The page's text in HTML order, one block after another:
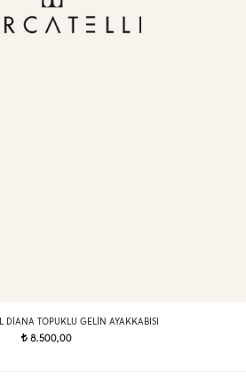
DIANA TOPUKLU GELIN AYAKKABISI
t8.500,00